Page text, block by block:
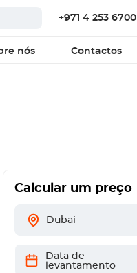
+971 4 253 6700
nós Contactos
Calcular um preço
Dubai
Data de
levantamento